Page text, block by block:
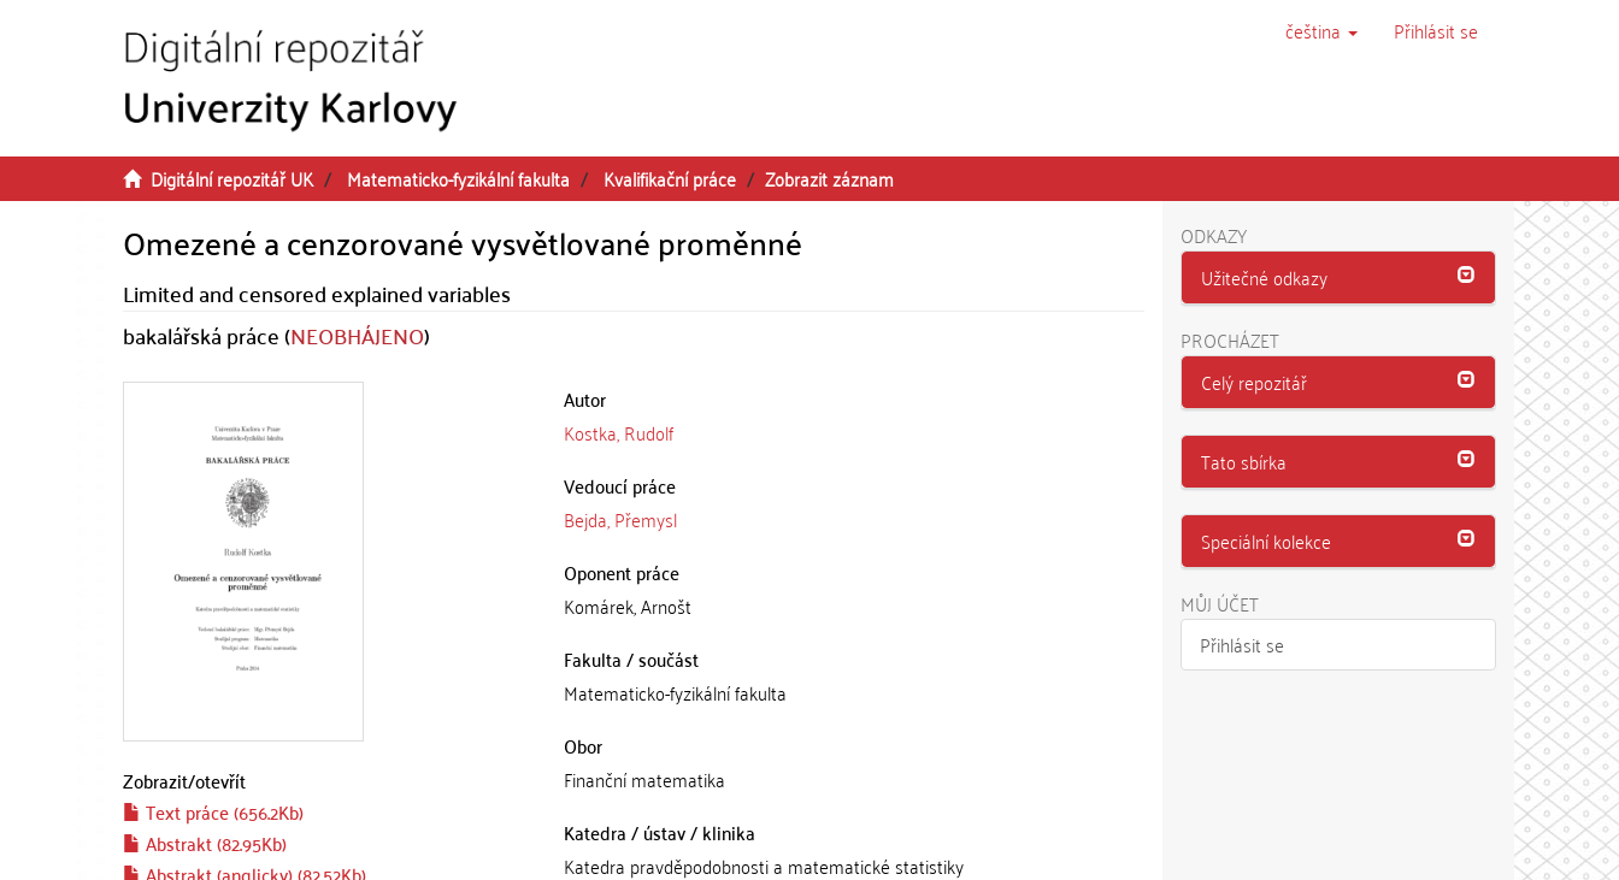
čeština Přihlásit se
Digitální repozitář UK Matematicko-fyzikální fakulta Kvalifikační práce Zobrazit záznam
Omezené a cenzorované vysvětlované proměnné
Limited and censored explained variables
bakalářská práce (NEOBHÁJENO)
Zobrazit/otevřít
Text práce (656.2Kb)
Abstrakt (82.95Kb)
Autor
Kostka, Rudolf
Vedoucí práce
Bejda, Přemysl
Oponent práce
Komárek, Arnošt
Fakulta / součást
Matematicko-fyzikální fakulta
Obor
Finanční matematika
Katedra / ústav / klinika
Katedra pravděpodobnosti a matematické statistiky
ODKAZY
Užitečné odkazy
PROCHÁZET
Celý repozitář
Tato sbírka
Speciální kolekce
MŮJ ÚČET
Přihlásit se